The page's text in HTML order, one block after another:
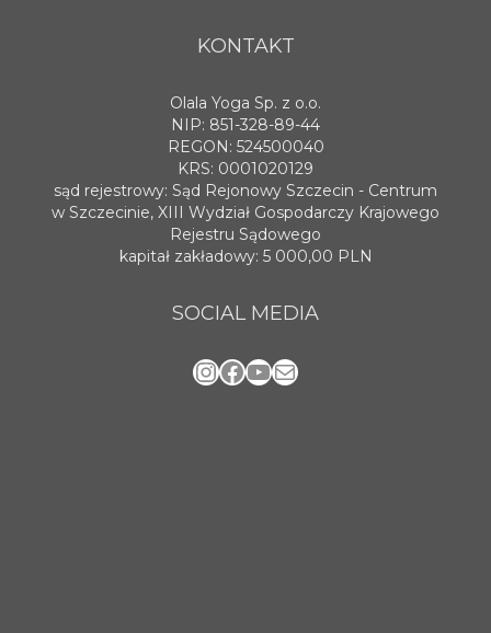
KONTAKT
Olala Yoga Sp. z o.o.
NIP: 851-328-89-44
REGON: 524500040
KRS: 0001020129
sąd rejestrowy: Sąd Rejonowy Szczecin - Centrum
w Szczecinie, XIII Wydział Gospodarczy Krajowego
Rejestru Sądowego
kapitał zakładowy: 5 000,00 PLN
SOCIAL MEDIA
Instagram
Facebook
YouTube
Mail